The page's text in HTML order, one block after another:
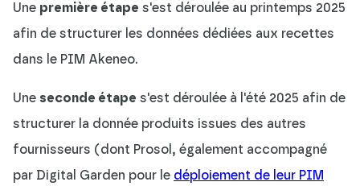
Une première étape s'est déroulée au printemps 2025
afin de structurer les données dédiées aux recettes
dans le PIM Akeneo.
Une seconde étape s'est déroulée à l'été 2025 afin de
structurer la donnée produits issues des autres
fournisseurs (dont Prosol, également accompagné
par Digital Garden pour le déploiement de leur PIM